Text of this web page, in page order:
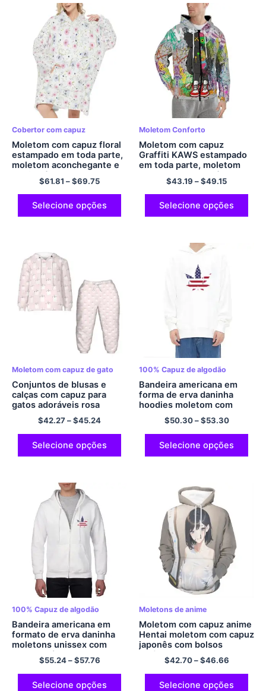
Cobertor com capuz
Moletom com capuz floral
estampado em toda parte,
moletom aconchegante e
confortável com capuz de
flanela$61.81 –$69.75
Selecione opções
Moletom Conforto
Moletom com capuz
Graffiti KAWS estampado
em toda parte, moletom
com capuz de poliéster
com zíper
$43.19 –$49.15
Selecione opções
Moletom com capuz de gato
Conjuntos de blusas e
calças com capuz para
gatos adoráveis ​​rosa
estampados em toda
parte, lindos conjuntos de
capuz para crianças
$42.27–$45.24
Selecione opções
100% Capuz de algodão
Bandeira americana em
forma de erva daninha
hoodies moletom com
capuz tamanho da ue
acolchoado algodão
hoodies legal multicolorido
$50.30–$53.30
Selecione opções
100% Capuz de algodão
Bandeira americana em
formato de erva daninha
moletons unissex com
capuz e zíper 100%
Algodão Cozy Comfort
Hoodies Cool Hoodie
Multicolor
$55.24–$57.76
Selecione opções
Moletons de anime
Moletom com capuz anime
Hentai moletom com capuz
japonês com bolsos
pulôver com capuz de
poliéster
$42.70–$46.66
Selecione opções